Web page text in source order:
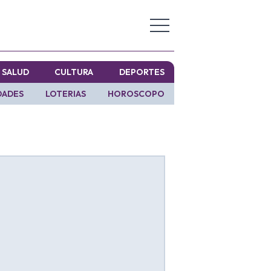
SALUD CULTURA
DEPORTES
LOTERIAS HOROSCOPO